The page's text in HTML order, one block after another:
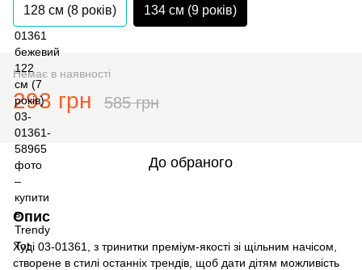
128 см (8 років) 134 см (9 років)
Немає в наявності
293 грн 585 грн
До обраного
Опис
Худі 03-01361, з тринитки преміум-якості зі щільним начісом,
створене в стилі останніх трендів, щоб дати дітям можливість